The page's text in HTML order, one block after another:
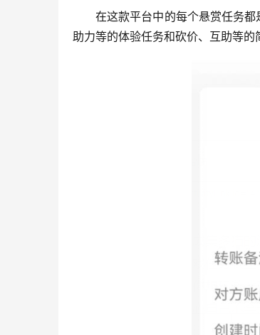
在这款平台中的每个悬赏任务
助力等的体验任务和砍价、互助等的